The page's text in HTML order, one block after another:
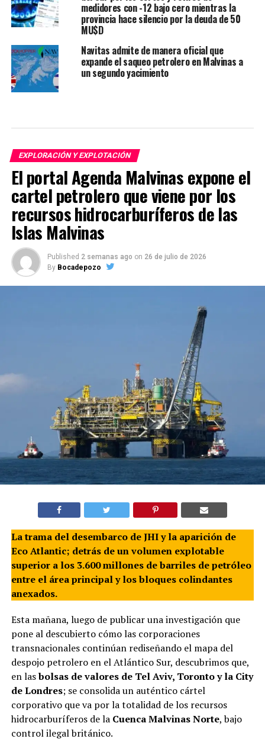
medidores con -12 bajo cero mientras la
provincia hace silencio por la deuda de 50
MU$D
Navitas admite de manera oficial que
expande el saqueo petrolero en Malvinas a
un segundo yacimiento
EXPLORACIÓN Y EXPLOTACIÓN
El portal Agenda Malvinas expone el
cartel petrolero que viene por los
recursos hidrocarburíferos de las
Islas Malvinas
Published 2 semanas ago on 26 de julio de 2026
By Bocadepozo
La trama del desembarco de JHI y la aparición de
Eco Atlantic; detrás de un volumen explotable
superior a los 3.600 millones de barriles de petróleo
entre el área principal y los bloques colindantes
anexados.
Esta mañana, luego de publicar una investigación que
pone al descubierto cómo las corporaciones
transnacionales continúan rediseñando el mapa del
despojo petrolero en el Atlántico Sur, descubrimos que,
en lasbolsas de valores de Tel Aviv, Toronto y la City
de Londres; se consolida un auténtico cártel
corporativo que va por la totalidad de los recursos
hidrocarburíferos de la Cuenca Malvinas Norte, bajo
control ilegal británico.